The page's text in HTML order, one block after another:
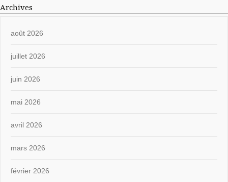
Archives
août 2026
juillet 2026
juin 2026
mai 2026
avril 2026
mars 2026
février 2026